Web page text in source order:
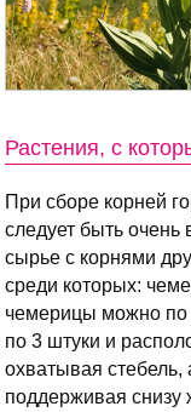
Растения, с
При сборе корней
следует быть
сырье с корнями
среди которых:
чемерицы можно по
по 3 штуки и
охватывая стебель,
поддерживая снизу